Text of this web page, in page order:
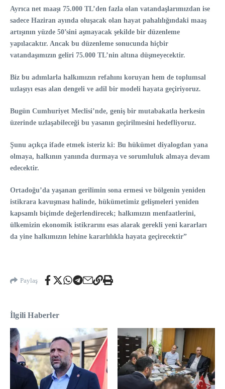
Ayrıca net maaşı 75.000 TL’den fazla olan vatandaşlarımızdan ise
sadece Haziran ayında oluşacak olan hayat pahalılığındaki maaş
artışının yüzde 50’sini aşmayacak şekilde bir düzenleme
yapılacaktır. Ancak bu düzenleme sonucunda hiçbir
vatandaşımızın geliri 75.000 TL’nin altına düşmeyecektir.
Biz bu adımlarla halkımızın refahını koruyan hem de toplumsal
uzlaşıyı esas alan dengeli ve adil bir modeli hayata geçiriyoruz.
Bugün Cumhuriyet Meclisi’nde, geniş bir mutabakatla herkesin
üzerinde uzlaşabileceği bu yasanın geçirilmesini hedefliyoruz.
Şunu açıkça ifade etmek isteriz ki: Bu hükümet diyalogdan yana
olmaya, halkının yanında durmaya ve sorumluluk almaya devam
edecektir.
Ortadoğu’da yaşanan gerilimin sona ermesi ve bölgenin yeniden
istikrara kavuşması halinde, hükümetimiz gelişmeleri yeniden
kapsamlı biçimde değerlendirecek; halkımızın menfaatlerini,
ülkemizin ekonomik istikrarını esas alarak gerekli yeni kararları
da yine halkımızın lehine kararlılıkla hayata geçirecektir”
Paylaş
İlgili Haberler